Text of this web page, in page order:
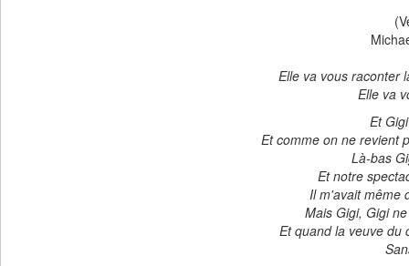
Elle va vous raconter
Elle va
Et
Et comme on ne revient
Là-bas
Et notre
Il m'avait même
Mais Gigi, Gigi
Et quand la veuve du